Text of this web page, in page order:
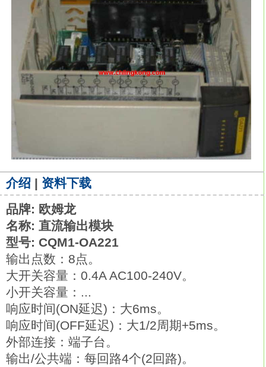
介绍 | 资料下载
品牌: 欧姆龙
名称: 直流输出模块
型号: CQM1-OA221
输出点数：8点。
大开关容量：0.4A AC100-240V。
小开关容量：...
响应时间(ON延迟)：大6ms。
响应时间(OFF延迟)：大1/2周期+5ms。
外部连接：端子台。
输出/公共端：每回路4个(2回路)。